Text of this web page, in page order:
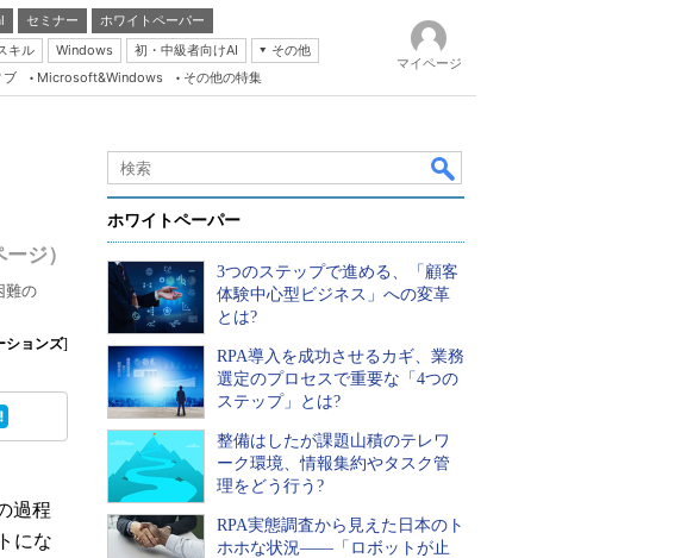
セミナー
ホワイトペーパー
キル Windows 初・中級者向けAI
その他
Server & Storage
Database Expert
Master of IP Network
Security & Trust
Test & Tools
ブログ
ブ Microsoft&Windows その他の特集
マイページ
ージ）
難の
ションズ]
過程
にな
ホワイトペーパー
3つのステップで進める、「顧客
体験中心型ビジネス」への変革
とは?
RPA導入を成功させるカギ、業務
選定のプロセスで重要な「4つの
ステップ」とは?
整備はしたが課題山積のテレワ
ーク環境、情報集約やタスク管
理をどう行う?
RPA実態調査から見えた日本のト
ホホな状況――「ロボットが止